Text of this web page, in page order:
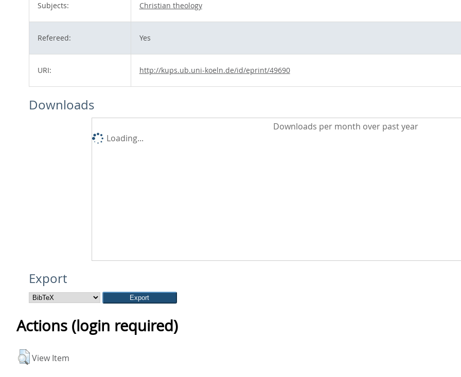
Subjects: Christian theology
Refereed: Yes
URI: http://kups.ub.uni-koeln.de/id/eprint/49690
Downloads
Downloads per month over past year
Loading...
Export
Actions (login required)
View Item